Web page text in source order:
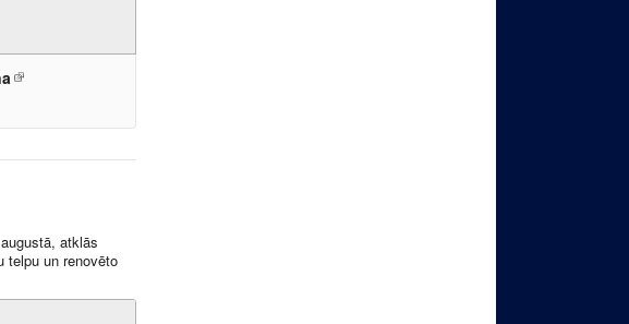
atklās
telpu un renovēto